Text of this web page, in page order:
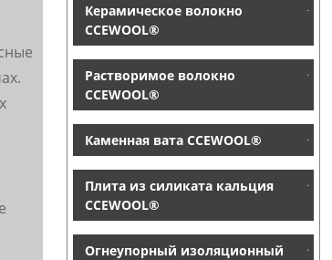
Керамическое волокно
CCEWOOL®
Растворимое волокно
CCEWOOL®
Каменная вата CCEWOOL®
Плита из силиката кальция
CCEWOOL®
Огнеупорный изоляционный